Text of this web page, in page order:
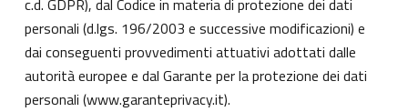
c.d. GDPR), dal Codice in materia di protezione dei dati
personali (d.lgs. 196/2003 e successive modificazioni) e
dai conseguenti provvedimenti attuativi adottati dalle
autorità europee e dal Garante per la protezione dei dati
personali (www.garanteprivacy.it).